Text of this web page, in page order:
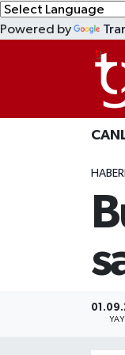
Powered by
EKONOMİ
MAGAZİN
TEKNOLOJİ
Lefkoşa
Lefkoşa
Lefkoşa
Süper Lig
Tüm
Son Dakika
Haber Arşivi